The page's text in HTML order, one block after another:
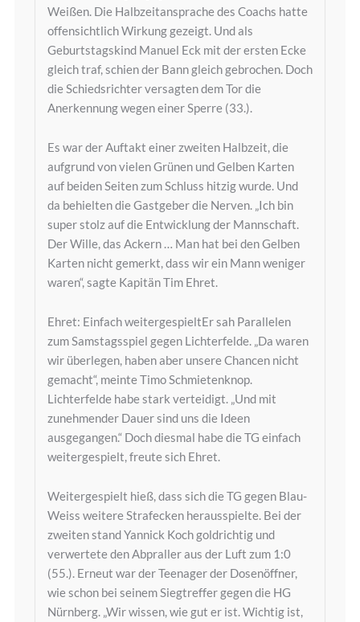
Weißen. Die Halbzeitansprache des Coachs hatte
offensichtlich Wirkung gezeigt. Und als
Geburtstagskind Manuel Eck mit der ersten Ecke
gleich traf, schien der Bann gleich gebrochen. Doch
die Schiedsrichter versagten dem Tor die
Anerkennung wegen einer Sperre (33.).
Es war der Auftakt einer zweiten Halbzeit, die
aufgrund von vielen Grünen und Gelben Karten
auf beiden Seiten zum Schluss hitzig wurde. Und
da behielten die Gastgeber die Nerven. „Ich bin
super stolz auf die Entwicklung der Mannschaft.
Der Wille, das Ackern … Man hat bei den Gelben
Karten nicht gemerkt, dass wir ein Mann weniger
waren“, sagte Kapitän Tim Ehret.
Ehret: Einfach weitergespieltEr sah Parallelen
zum Samstagsspiel gegen Lichterfelde. „Da waren
wir überlegen, haben aber unsere Chancen nicht
gemacht“, meinte Timo Schmietenknop.
Lichterfelde habe stark verteidigt. „Und mit
zunehmender Dauer sind uns die Ideen
ausgegangen.“ Doch diesmal habe die TG einfach
weitergespielt, freute sich Ehret.
Weitergespielt hieß, dass sich die TG gegen Blau-
Weiss weitere Strafecken herausspielte. Bei der
zweiten stand Yannick Koch goldrichtig und
verwertete den Abpraller aus der Luft zum 1:0
(55.). Erneut war der Teenager der Dosenöffner,
wie schon bei seinem Siegtreffer gegen die HG
Nürnberg. „Wir wissen, wie gut er ist. Wichtig ist,